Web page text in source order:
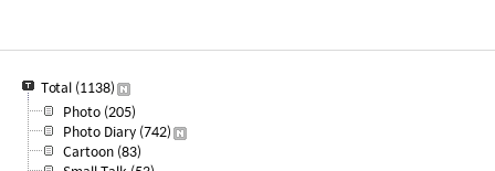
Total (1138)
Photo (205)
Photo Diary (742)
Cartoon (83)